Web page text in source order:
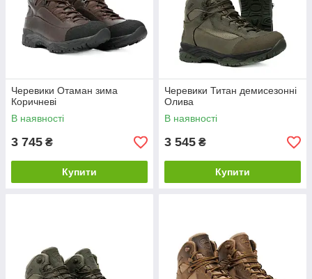
Черевики Отаман зима
Коричневі
В наявності
3 745 ₴
Купити
Черевики Титан демисезонні
Олива
В наявності
3 545 ₴
Купити